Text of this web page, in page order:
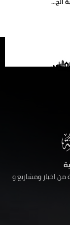
اخبار ومشاريع و